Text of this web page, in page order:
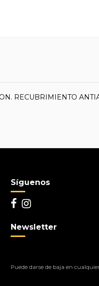
RECUBRIMIENTO
Síguenos
Newsletter
Puede darse de baja en